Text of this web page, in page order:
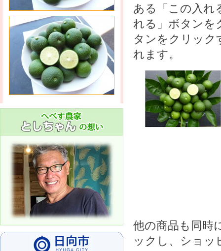
ある「この入れ
れる」ボタンを
タンをクリック
れます。
他の商品も同時
ックし、ショッ